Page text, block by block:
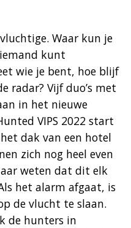
Waar kun je
kunt
wie je bent, hoe blijf
radar? Vijf duo’s met
in het nieuwe
VIPS 2022 start
dak van een hotel
zich nog heel even
weten dat dit elk
het alarm afgaat, is
de vlucht te slaan.
de hunters in